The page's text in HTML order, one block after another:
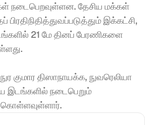
நடைபெறவுள்ளன. தேசிய மக்கள்
இக்கட்சி,
21 மே தினப் பேரணிகளை
குமார திஸாநாயக்க, நுவரெலியா
இடங்களில் நடைபெறும்